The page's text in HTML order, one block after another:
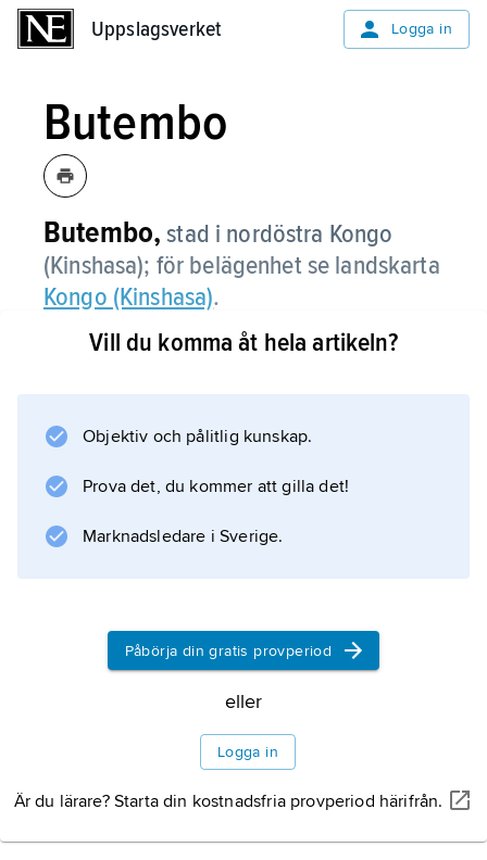
Uppslagsverket Logga in
Butembo
Butembo, stad i nordöstra Kongo
(Kinshasa); för belägenhet se landskarta
Kongo (Kinshasa).
Information om artikeln
Vill du komma åt hela artikeln?
Objektiv och pålitlig kunskap.
Prova det, du kommer att gilla det!
Marknadsledare i Sverige.
Påbörja din gratis provperiod
eller
Logga in
Är du lärare? Starta din kostnadsfria provperiod härifrån.